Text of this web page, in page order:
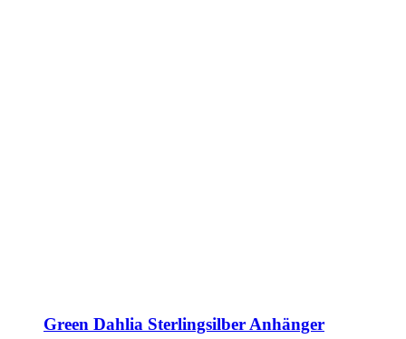
Green Dahlia Sterlingsilber Anhänger